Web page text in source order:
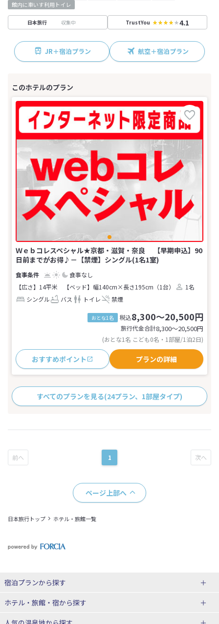
館内に車いす利用トイレ
日本旅行 収集中 TrustYou 4.1
JR＋宿泊プラン 航空＋宿泊プラン
Ｗｅｂコレスペシャル★京都・滋賀・奈良 【早期申込】90
日前までがお得♪－【禁煙】シングル(1名1室)
食事なし
【広さ】14平米
【ベッド】幅140cm×長さ195cm（1台）
1名
シングル
バス トイレ 禁煙
おとな1名 税込8,300～20,500円
旅行代金合計8,300〜20,500円
(おとな1名 こども0名・1部屋/1泊2日)
おすすめポイント プランの詳細
すべてのプランを見る(24プラン、1部屋タイプ)
1
ページ上部へ
日本旅行トップ ホテル・旅館一覧
宿泊プランから探す
北海道
東北
ホテル・旅館・宿から探す
北海道ホテル・旅館